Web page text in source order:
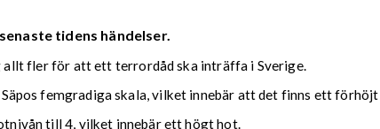
tidens händelser.
allt fler för att ett terrordåd ska inträffa i Sverige.
femgradiga skala, vilket innebär att det finns ett
till 4, vilket innebär ett högt hot.